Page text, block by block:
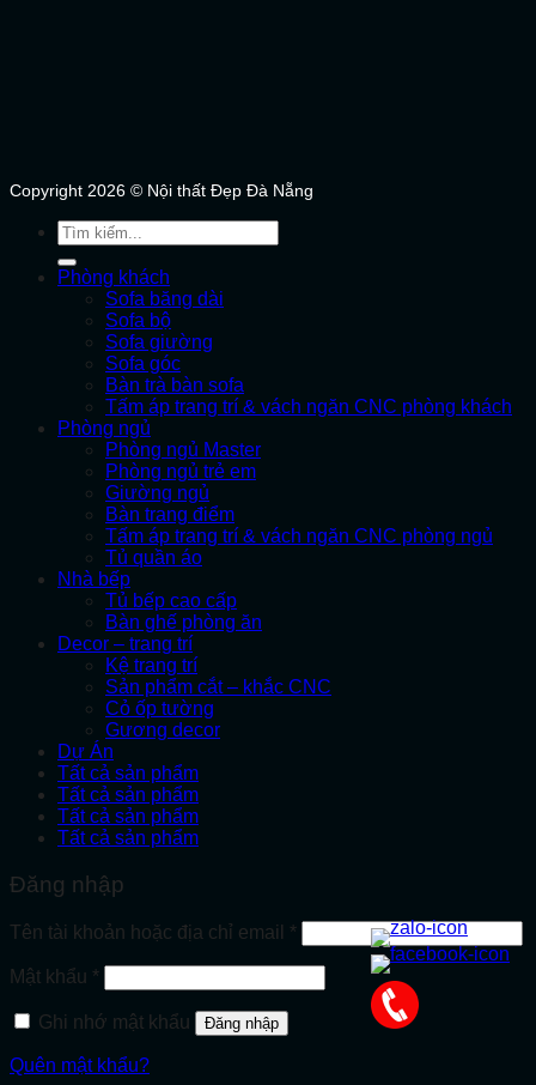
Copyright 2026 © Nội thất Đẹp Đà Nẵng
Tìm
kiếm:
Phòng khách
Sofa băng dài
Sofa bộ
Sofa giường
Sofa góc
Bàn trà bàn sofa
Tấm áp trang trí & vách ngăn CNC phòng khách
Phòng ngủ
Phòng ngủ Master
Phòng ngủ trẻ em
Giường ngủ
Bàn trang điểm
Tấm áp trang trí & vách ngăn CNC phòng ngủ
Tủ quần áo
Nhà bếp
Tủ bếp cao cấp
Bàn ghế phòng ăn
Decor – trang trí
Kệ trang trí
Sản phẩm cắt – khắc CNC
Cỏ ốp tường
Gương decor
Dự Án
Tất cả sản phẩm
Tất cả sản phẩm
Tất cả sản phẩm
Tất cả sản phẩm
Đăng nhập
Tên tài khoản hoặc địa chỉ email *Bắt
buộc
Mật khẩu *Bắt
buộc
Ghi nhớ mật khẩu
Đăng nhập
Quên mật khẩu?